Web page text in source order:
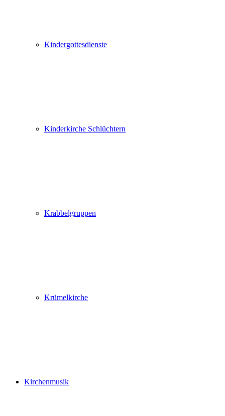
Kindergottesdienste
Kinderkirche Schlüchtern
Krabbelgruppen
Krümelkirche
Kirchenmusik